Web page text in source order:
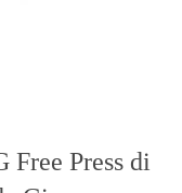
Press di